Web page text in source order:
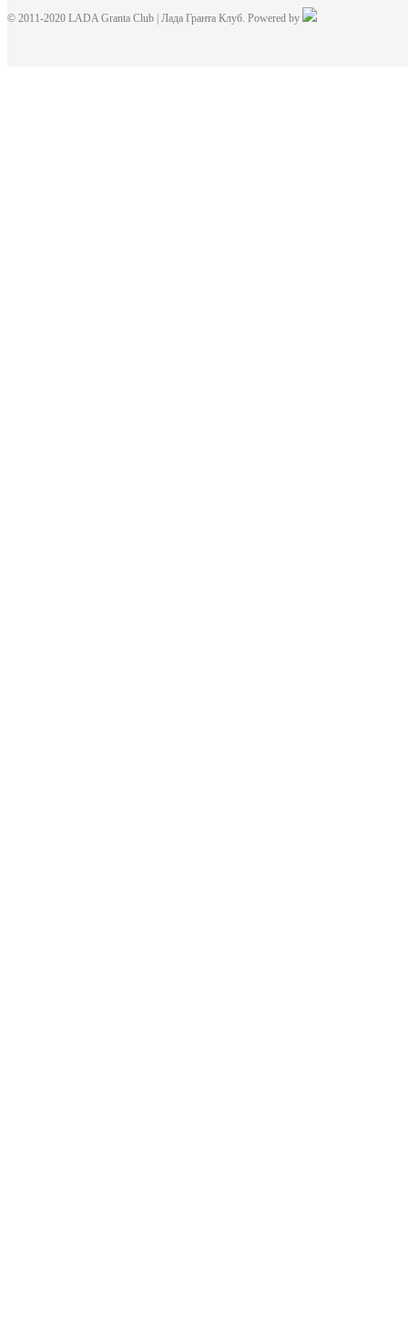
© 2011-2020 LADA Granta Club | Лада Гранта Клуб. Powered by